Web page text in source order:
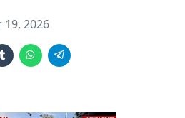
19, 2026